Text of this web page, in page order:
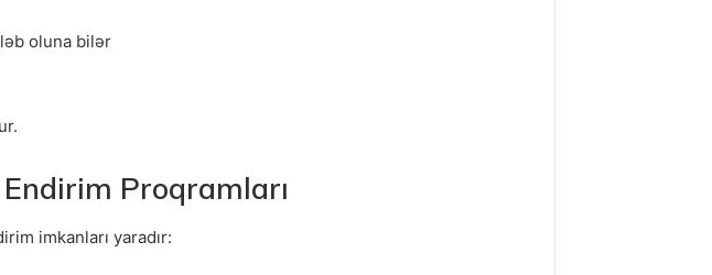
oluna bilər
Proqramları
imkanları yaradır: